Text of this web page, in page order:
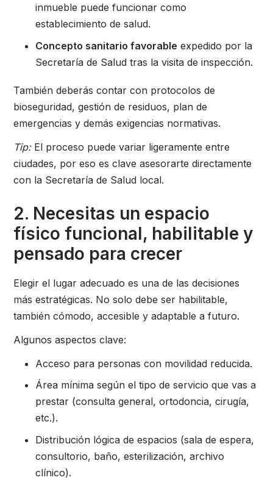
inmueble puede funcionar como
establecimiento de salud.
Concepto sanitario favorable expedido por la
Secretaría de Salud tras la visita de inspección.
También deberás contar con protocolos de
bioseguridad, gestión de residuos, plan de
emergencias y demás exigencias normativas.
Tip:El proceso puede variar ligeramente entre
ciudades, por eso es clave asesorarte directamente
con la Secretaría de Salud local.
2. Necesitas un espacio
físico funcional, habilitable y
pensado para crecer
Elegir el lugar adecuado es una de las decisiones
más estratégicas. No solo debe ser habilitable,
también cómodo, accesible y adaptable a futuro.
Algunos aspectos clave:
Acceso para personas con movilidad reducida.
Área mínima según el tipo de servicio que vas a
prestar (consulta general, ortodoncia, cirugía,
etc.).
Distribución lógica de espacios (sala de espera,
consultorio, baño, esterilización, archivo
clínico).